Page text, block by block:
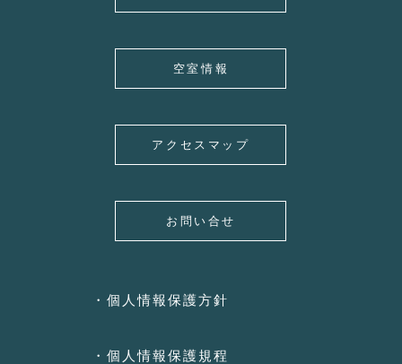
空室情報
アクセスマップ
お問い合せ
・個人情報保護方針
・個人情報保護規程